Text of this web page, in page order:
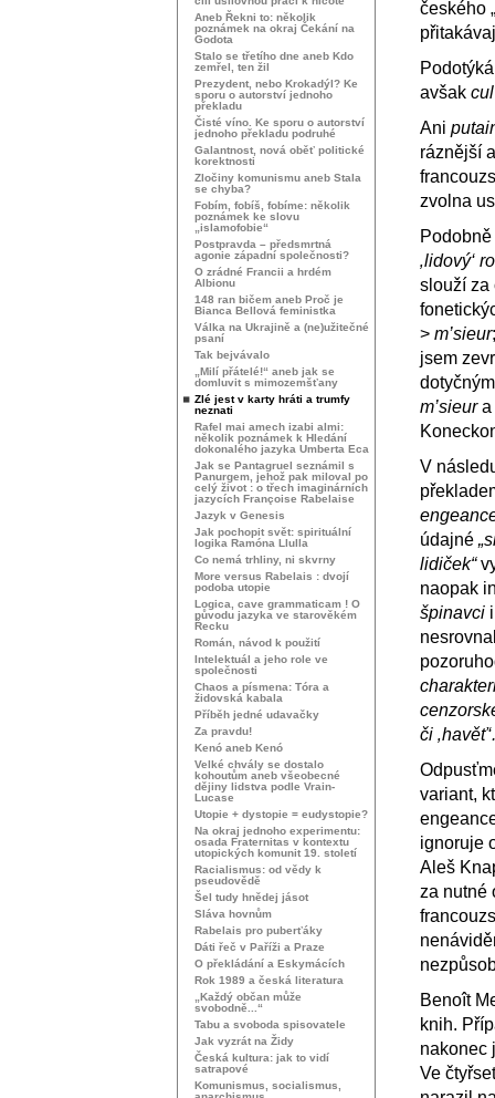
českého
avšak cul
Ani
ráznější
zvolna
‚lidový‘
slouží za
> m’sieur
jsem
m’sieura
V
údajné
lidiček“
naopak
špinavci
či
variant,
ignoruje
Aleš
za nutné
Benoît
knih.
nakonec
Ve
Aneb Řekni to: několik
poznámek na okraj Čekání na
Godota
Stalo se třetího dne aneb Kdo
zemřel, ten žil
Prezydent, nebo Krokadýl? Ke
sporu o autorství jednoho
překladu
Čisté víno. Ke sporu o autorství
jednoho překladu podruhé
Galantnost, nová oběť politické
korektnosti
Zločiny komunismu aneb Stala
se chyba?
Fobím, fobíš, fobíme: několik
poznámek ke slovu
„islamofobie“
Postpravda – předsmrtná
agonie západní společnosti?
O zrádné Francii a hrdém
Albionu
148 ran bičem aneb Proč je
Bianca Bellová feministka
Válka na Ukrajině a (ne)užitečné
psaní
Tak bejvávalo
„Milí přátelé!“ aneb jak se
domluvit s mimozemšťany
Zlé jest v karty hráti a trumfy
neznati
Rafel mai amech izabi almi:
několik poznámek k Hledání
dokonalého jazyka Umberta Eca
Jak se Pantagruel seznámil s
Panurgem, jehož pak miloval po
celý život : o třech imaginárních
jazycích Françoise Rabelaise
Jazyk v Genesis
Jak pochopit svět: spirituální
logika Ramóna Llulla
Co nemá trhliny, ni skvrny
More versus Rabelais : dvojí
podoba utopie
Logica, cave grammaticam ! O
původu jazyka ve starověkém
Řecku
Román, návod k použití
Intelektuál a jeho role ve
společnosti
Chaos a písmena: Tóra a
židovská kabala
Příběh jedné udavačky
Za pravdu!
Kenó aneb Kenó
Velké chvály se dostalo
kohoutům aneb všeobecné
dějiny lidstva podle Vrain-
Lucase
Utopie + dystopie = eudystopie?
Na okraj jednoho experimentu:
osada Fraternitas v kontextu
utopických komunit 19. století
Racialismus: od vědy k
pseudovědě
Šel tudy hnědej jásot
Sláva hovnům
Rabelais pro puberťáky
Dáti řeč v Paříži a Praze
O překládání a Eskymácích
Rok 1989 a česká literatura
„Každý občan může
svobodně...“
Tabu a svoboda spisovatele
Jak vyzrát na Židy
Česká kultura: jak to vidí
satrapové
Komunismus, socialismus,